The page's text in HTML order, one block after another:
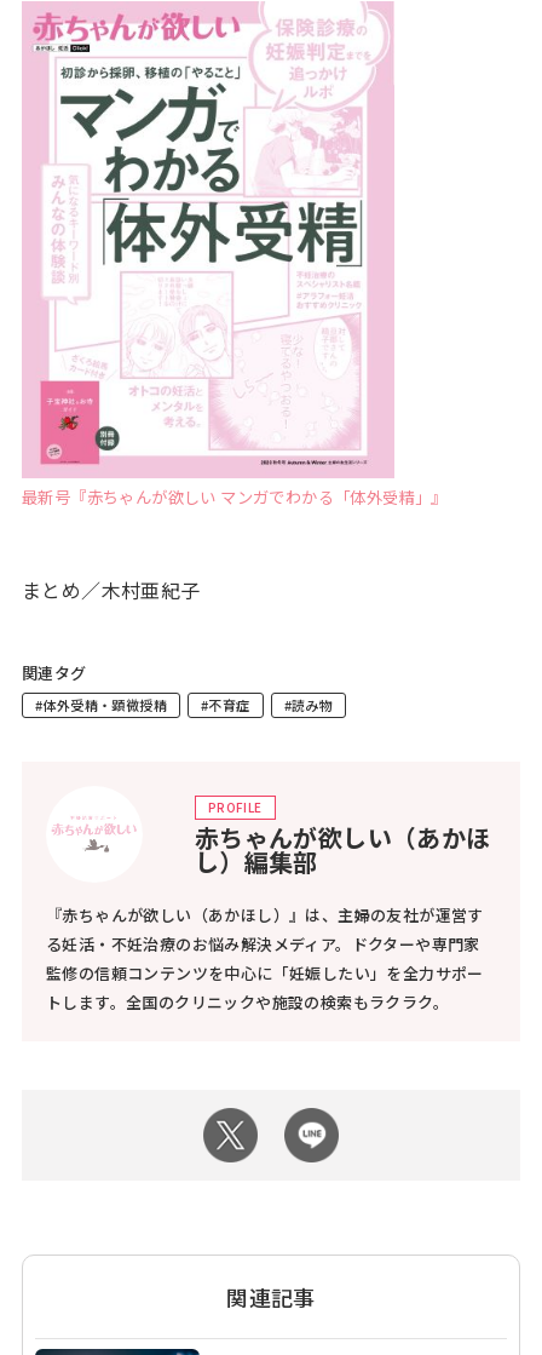
最新号『赤ちゃんが欲しい マンガでわかる「体外受精」』
まとめ／木村亜紀子
関連タグ
#体外受精・顕微授精 #不育症 #読み物
PROFILE
赤ちゃんが欲しい（あかほ
し）編集部
『赤ちゃんが欲しい（あかほし）』は、主婦の友社が運営す
る妊活・不妊治療のお悩み解決メディア。ドクターや専門家
監修の信頼コンテンツを中心に「妊娠したい」を全力サポー
トします。全国のクリニックや施設の検索もラクラク。
関連記事